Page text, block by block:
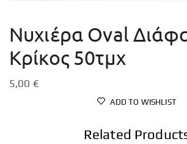
Νυχιέρα Oval
Κρίκος 50τμχ
5,00 €
ADD TO WISHLIST
Related